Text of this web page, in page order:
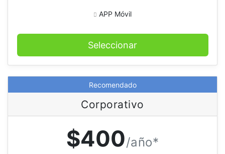
APP Móvil
Seleccionar
Recomendado
Corporativo
$400/año*